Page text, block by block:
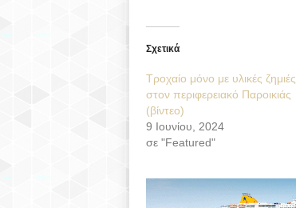
Σχετικά
Τροχαίο μόνο με υλικές ζημιές
στον περιφερειακό Παροικιάς
(βίντεο)
9 Ιουνίου, 2024
σε "Featured"